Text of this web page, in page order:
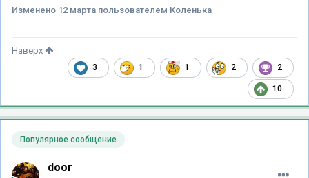
Изменено 12 марта пользователем Коленька
3 1 1 2 2
10
Наверх
Популярное сообщение
door